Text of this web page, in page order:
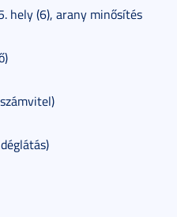
hely (6), arany minősítés